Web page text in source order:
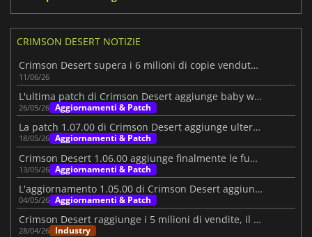
CRIMSON DESERT NOTIZIE
Crimson Desert supera i 6 milioni di copie vendute e ha ancora molto da offrire
11/06/26
L'ultima patch di Crimson Desert aggiunge baby wyvern, stagni e altro ancora
26/05/26 Aggiornamenti & Patch
La patch 1.07.00 di Crimson Desert aggiunge ulteriori motivi per tornare a giocare
18/05/26 Aggiornamenti & Patch
Crimson Desert 1.06.00 aggiunge finalmente le funzionalità desiderate
13/05/26 Aggiornamenti & Patch
L'aggiornamento 1.05.00 di Crimson Desert aggiunge altri motivi per tornare
04/05/26 Aggiornamenti & Patch
Crimson Desert raggiunge i 5 milioni di vendite, il personale riceve 3.400 dollari di bonus
28/04/26 Industry